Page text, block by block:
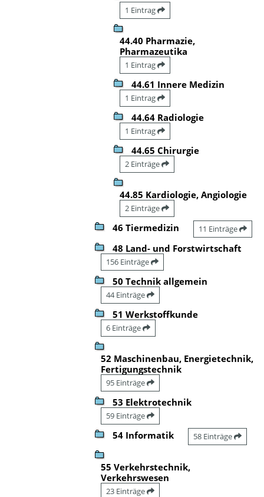
1 Eintrag
44.40 Pharmazie,
Pharmazeutika
1 Eintrag
44.61 Innere Medizin
1 Eintrag
44.64 Radiologie
1 Eintrag
44.65 Chirurgie
2 Einträge
44.85 Kardiologie, Angiologie
2 Einträge
46 Tiermedizin 11 Einträge
48 Land- und Forstwirtschaft
156 Einträge
50 Technik allgemein
44 Einträge
51 Werkstoffkunde
6 Einträge
52 Maschinenbau, Energietechnik,
Fertigungstechnik
95 Einträge
53 Elektrotechnik
59 Einträge
54 Informatik 58 Einträge
55 Verkehrstechnik,
Verkehrswesen
23 Einträge